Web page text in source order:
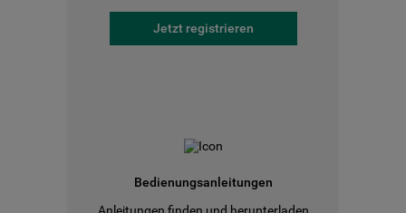
Jetzt registrieren
Bedienungsanleitungen
Anleitungen finden und herunterladen